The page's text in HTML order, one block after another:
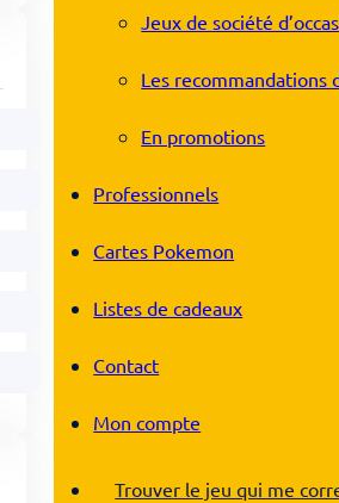
Jeux de société
Les recommandations
En promotions
Professionnels
Cartes Pokemon
Listes de cadeaux
Contact
Mon compte
Trouver le jeu qui me